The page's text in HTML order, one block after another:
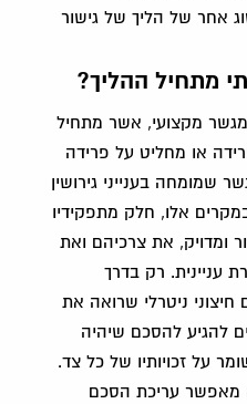
אחר של הליך של גישור
מתחיל ההליך?
מגשר מקצועי, אשר מתחיל
או מחליט על פרידה
שמומחה בענייני גירושין
אלו, חלק מתפקידיו
ומדויק, את צרכיהם ואת
עניינית. רק בדרך
חיצוני ניטרלי שרואה את
להגיע להסכם שיהיה
על זכויותיו של כל צד.
מאפשר עריכת הסכם